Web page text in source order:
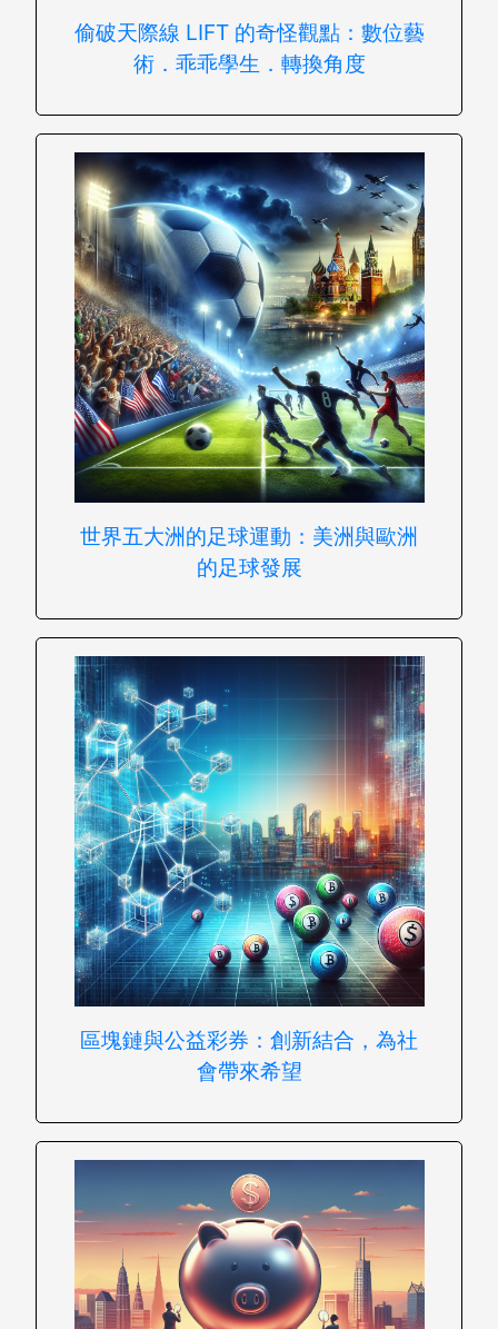
偷破天際線 LIFT 的奇怪觀點：數位藝
術．乖乖學生．轉換角度
世界五大洲的足球運動：美洲與歐洲
的足球發展
區塊鏈與公益彩券：創新結合，為社
會帶來希望